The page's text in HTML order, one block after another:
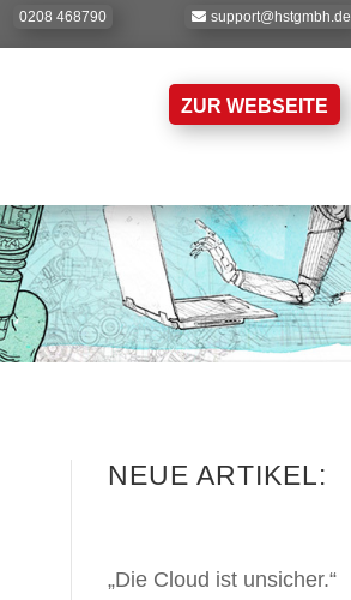
0208 468790 support@hstgmbh.de
ZUR WEBSEITE
NEUE ARTIKEL:
„Die Cloud ist unsicher.“